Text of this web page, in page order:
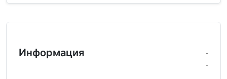
Информация